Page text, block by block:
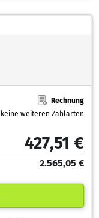
Rechnung
keine weiteren Zahlarten
427,51 €
2.565,05 €